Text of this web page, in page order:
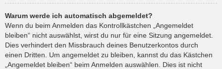
Warum werde ich automatisch abgemeldet?
Wenn du beim Anmelden das Kontrollkästchen „Angemeldet
bleiben“ nicht auswählst, wirst du nur für eine Sitzung angemeldet.
Dies verhindert den Missbrauch deines Benutzerkontos durch
einen Dritten. Um angemeldet zu bleiben, kannst du das Kästchen
„Angemeldet bleiben“ beim Anmelden auswählen. Dies ist nicht